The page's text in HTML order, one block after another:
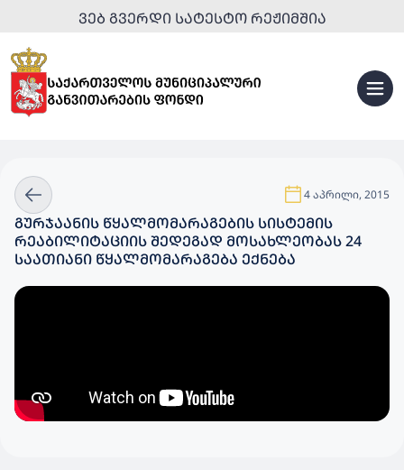
ᲕᲔᲑ ᲒᲕᲔᲠᲓᲘ ᲡᲐᲢᲔᲡᲢᲝ ᲠᲔᲟᲘᲛᲨᲘᲐ
4 აპრილი, 2015
ᲒᲣᲠᲯᲐᲐᲜᲘᲡ ᲬᲧᲐᲚᲛᲝᲛᲐᲠᲐᲒᲔᲑᲘᲡ ᲡᲘᲡᲢᲔᲛᲘᲡ
ᲠᲔᲐᲑᲘᲚᲘᲢᲐᲪᲘᲘᲡ ᲨᲔᲓᲔᲒᲐᲓ ᲛᲝᲡᲐᲮᲚᲔᲝᲑᲐᲡ 24
ᲡᲐᲐᲗᲘᲐᲜᲘ ᲬᲧᲐᲚᲛᲝᲛᲐᲠᲐᲒᲔᲑᲐ ᲔᲥᲜᲔᲑᲐ